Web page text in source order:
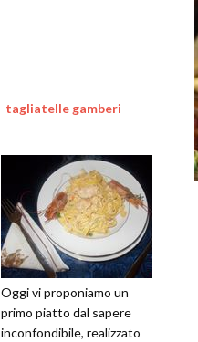
tagliatelle gamberi
Oggi vi proponiamo un
primo piatto dal sapere
inconfondibile, realizzato